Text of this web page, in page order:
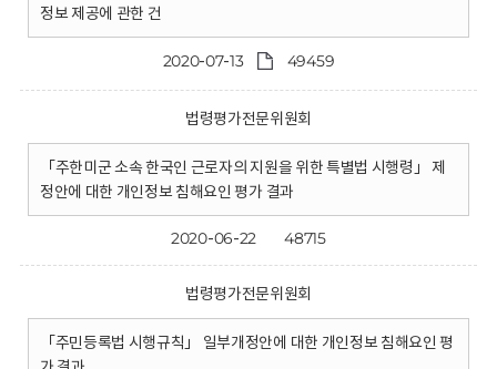
정보 제공에 관한 건
2020-07-13 49459
법령평가전문위원회
「주한미군 소속 한국인 근로자의 지원을 위한 특별법 시행령」 제
정안에 대한 개인정보 침해요인 평가 결과
2020-06-22 48715
법령평가전문위원회
「주민등록법 시행규칙」 일부개정안에 대한 개인정보 침해요인 평